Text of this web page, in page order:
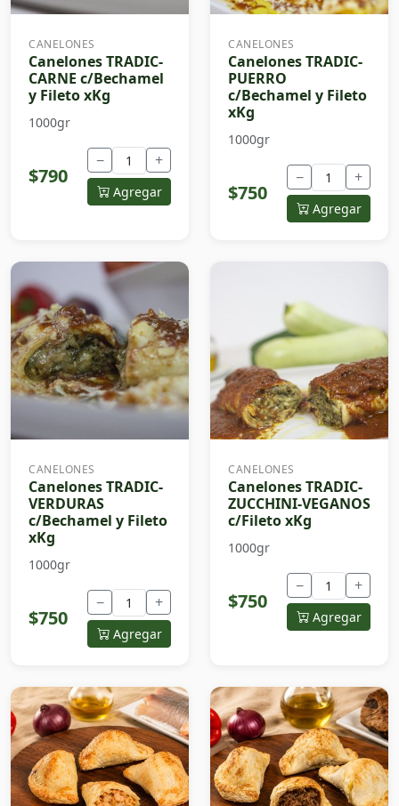
CANELONES
Canelones TRADIC-
CARNE c/Bechamel
y Fileto xKg
1000gr
$790
− +
Agregar
CANELONES
Canelones TRADIC-
PUERRO
c/Bechamel y Fileto
xKg
1000gr
$750
− +
Agregar
CANELONES
Canelones TRADIC-
VERDURAS
c/Bechamel y Fileto
xKg
1000gr
$750
− +
Agregar
CANELONES
Canelones TRADIC-
ZUCCHINI-VEGANOS
c/Fileto xKg
1000gr
$750
− +
Agregar